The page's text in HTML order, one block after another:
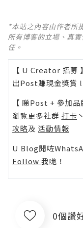
*本站之內容由作者所
所有博客的立場、真
任。
【 U Creator 招募 】
出Post賺現金獎賞 l
【 睇Post + 參加品
瀏覽更多社群 打卡 丶
攻略及 活動情報
U Blog開咗
Follow 我哋 ！
0個讚